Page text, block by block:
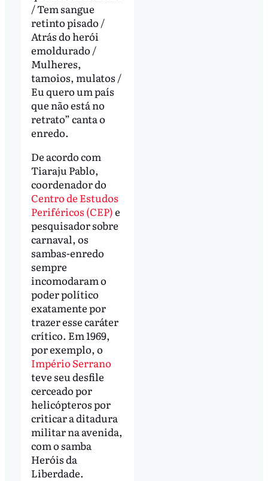
/ Tem sangue
retinto pisado /
Atrás do herói
emoldurado /
Mulheres,
tamoios, mulatos /
Eu quero um país
que não está no
retrato” canta o
enredo.
De acordo com
Tiaraju Pablo,
coordenador do
Centro de Estudos
Periféricos (CEP)e
pesquisador sobre
carnaval, os
sambas-enredo
sempre
incomodaram o
poder político
exatamente por
trazer esse caráter
crítico. Em 1969,
por exemplo, o
Império Serrano
teve seu desfile
cerceado por
helicópteros por
criticar a ditadura
militar na avenida,
com o samba
Heróis da
Liberdade.